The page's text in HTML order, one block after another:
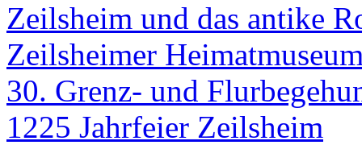
Zeilsheim und das antike
Zeilsheimer
30. Grenz- und
1225 Jahrfeier Zeilsheim